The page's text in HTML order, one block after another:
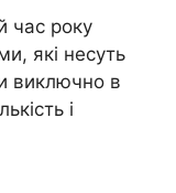
час року
які несуть
виключно в
і